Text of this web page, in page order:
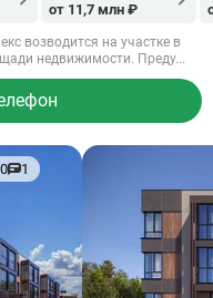
от 11,7 млн ₽
возводится на участке в
недвижимости. Преду...
1